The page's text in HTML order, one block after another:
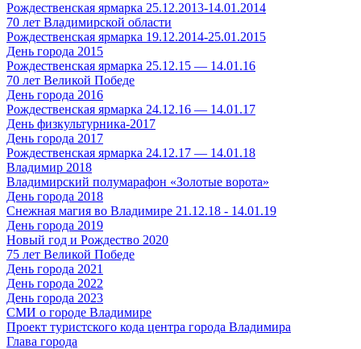
Рождественская ярмарка 25.12.2013-14.01.2014
70 лет Владимирской области
Рождественская ярмарка 19.12.2014-25.01.2015
День города 2015
Рождественская ярмарка 25.12.15 — 14.01.16
70 лет Великой Победе
День города 2016
Рождественская ярмарка 24.12.16 — 14.01.17
День физкультурника-2017
День города 2017
Рождественская ярмарка 24.12.17 — 14.01.18
Владимир 2018
Владимирский полумарафон «Золотые ворота»
День города 2018
Снежная магия во Владимире 21.12.18 - 14.01.19
День города 2019
Новый год и Рождество 2020
75 лет Великой Победе
День города 2021
День города 2022
День города 2023
СМИ о городе Владимире
Проект туристского кода центра города Владимира
Глава города